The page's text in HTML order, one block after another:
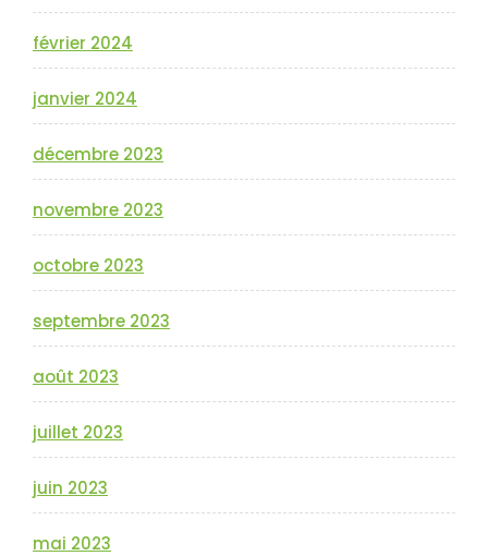
février 2024
janvier 2024
décembre 2023
novembre 2023
octobre 2023
septembre 2023
août 2023
juillet 2023
juin 2023
mai 2023